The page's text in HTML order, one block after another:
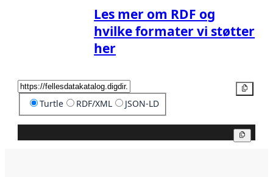
Les mer om RDF og
hvilke formater vi støtter
her
Turtle RDF/XML JSON-LD